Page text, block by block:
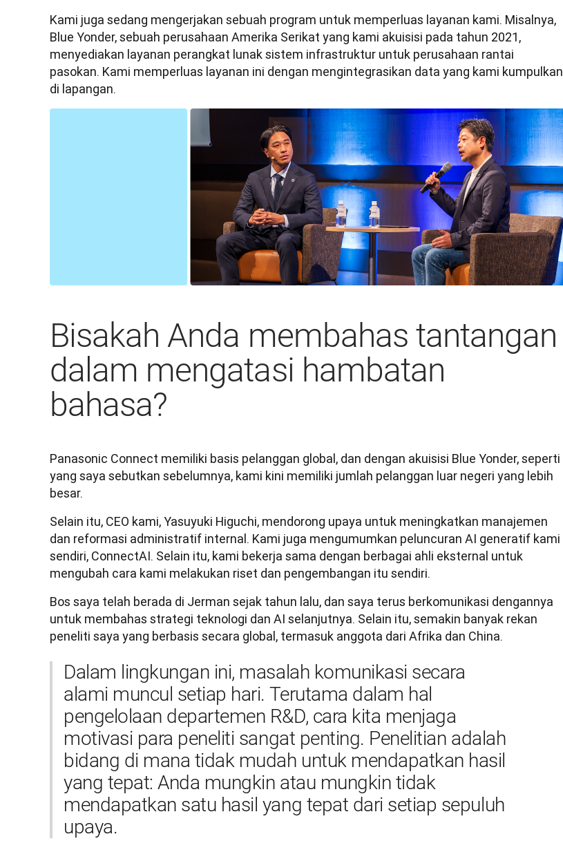
Kami juga sedang mengerjakan sebuah program untuk memperluas layanan kami. Misalnya,
Blue Yonder, sebuah perusahaan Amerika Serikat yang kami akuisisi pada tahun 2021,
menyediakan layanan perangkat lunak sistem infrastruktur untuk perusahaan rantai
pasokan. Kami memperluas layanan ini dengan mengintegrasikan data yang kami kumpulkan
di lapangan.
Bisakah Anda membahas tantangan
dalam mengatasi hambatan
bahasa?
Panasonic Connect memiliki basis pelanggan global, dan dengan akuisisi Blue Yonder, seperti
yang saya sebutkan sebelumnya, kami kini memiliki jumlah pelanggan luar negeri yang lebih
besar.
Selain itu, CEO kami, Yasuyuki Higuchi, mendorong upaya untuk meningkatkan manajemen
dan reformasi administratif internal. Kami juga mengumumkan peluncuran AI generatif kami
sendiri, ConnectAI. Selain itu, kami bekerja sama dengan berbagai ahli eksternal untuk
mengubah cara kami melakukan riset dan pengembangan itu sendiri.
Bos saya telah berada di Jerman sejak tahun lalu, dan saya terus berkomunikasi dengannya
untuk membahas strategi teknologi dan AI selanjutnya. Selain itu, semakin banyak rekan
peneliti saya yang berbasis secara global, termasuk anggota dari Afrika dan China.
Dalam lingkungan ini, masalah komunikasi secara
alami muncul setiap hari. Terutama dalam hal
pengelolaan departemen R&D, cara kita menjaga
motivasi para peneliti sangat penting. Penelitian adalah
bidang di mana tidak mudah untuk mendapatkan hasil
yang tepat: Anda mungkin atau mungkin tidak
mendapatkan satu hasil yang tepat dari setiap sepuluh
upaya.